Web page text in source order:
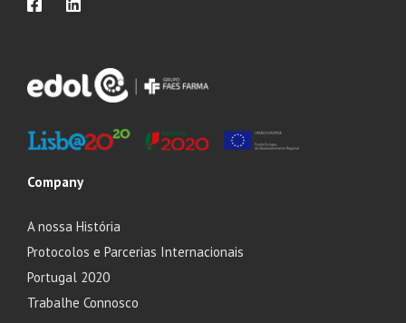
Company
A nossa História
Protocolos e Parcerias Internacionais
Portugal 2020
Trabalhe Connosco